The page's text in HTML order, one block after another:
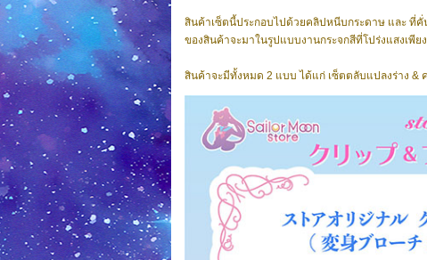
สินค้าเซ็ตนี้ประกอบไปด้วยคลิปหนีบกระดาษ และ ที่คั่
ของสินค้าจะมาในรูปแบบงานกระจกสีที่โปร่งแสงเพีย
สินค้าจะมีทั้งหมด 2 แบบ ได้แก่ เซ็ตตลับแปลงร่าง &